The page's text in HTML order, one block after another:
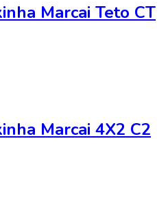
Marcai Teto CT
Marcai 4X2 C2